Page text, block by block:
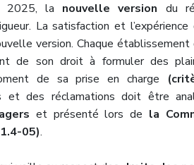
2025, la nouvelle version du
La satisfaction et
version. Chaque
de son droit à formuler des
de sa prise en charge
et des réclamations doit être
et présenté lors de la
05).